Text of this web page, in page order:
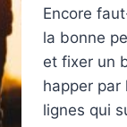
Encore
la bonne
et fixer un
happer par
lignes qui